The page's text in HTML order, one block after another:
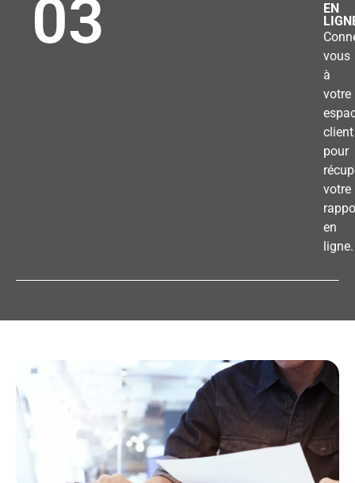
03
EN
vous
à
votre
client
pour
votre
en
ligne.